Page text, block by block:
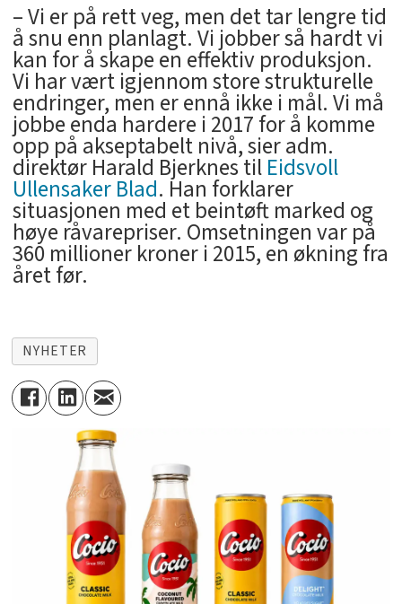
­­– Vi er på rett veg, men det tar lengre tid
å snu enn planlagt. Vi jobber så hardt vi
kan for å skape en effektiv produksjon.
Vi har vært igjennom store strukturelle
endringer, men er ennå ikke i mål. Vi må
jobbe enda hardere i 2017 for å komme
opp på akseptabelt nivå, sier adm.
direktør Harald Bjerknes tilEidsvoll
Ullensaker Blad. Han forklarer
situasjonen med et beintøft marked og
høye råvarepriser. Omsetningen var på
360 millioner kroner i 2015, en økning fra
året før.
NYHETER